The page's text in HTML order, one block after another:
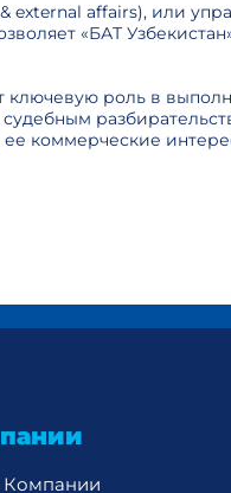
& external affairs), или
«БАТ
ключевую роль в
ее коммерческие
Компании